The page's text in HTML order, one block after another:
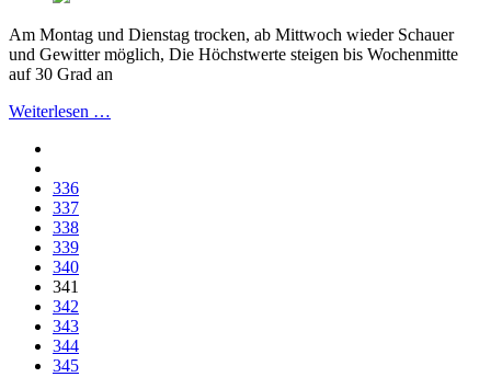
Am Montag und Dienstag trocken, ab Mittwoch wieder Schauer
und Gewitter möglich, Die Höchstwerte steigen bis Wochenmitte
auf 30 Grad an
Weiterlesen …
336
337
338
339
340
341
342
343
344
345